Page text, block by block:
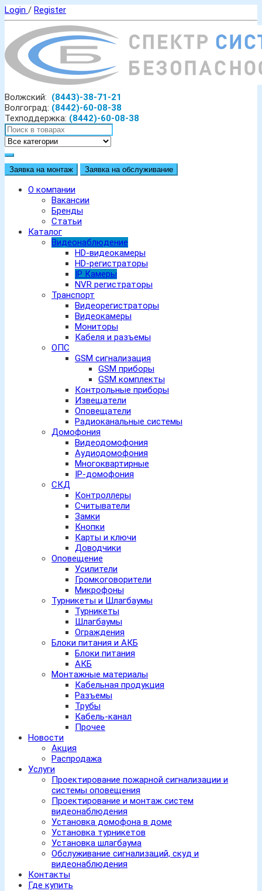
Login / Register
Волжский: (8443)-38-71-21
Волгоград: (8442)-60-08-38
Техподдержка: (8442)-60-08-38
Заявка на монтаж Заявка на обслуживание
О компании
Вакансии
Бренды
Статьи
Каталог
Видеонаблюдение
HD-видеокамеры
HD-регистраторы
IP Камеры
NVR регистраторы
Транспорт
Видеорегистраторы
Видеокамеры
Мониторы
Кабеля и разъемы
ОПС
GSM сигнализация
GSM приборы
GSM комплекты
Контрольные приборы
Извещатели
Оповещатели
Радиоканальные системы
Домофония
Видеодомофония
Аудиодомофония
Многоквартирные
IP-домофония
СКД
Контроллеры
Считыватели
Замки
Кнопки
Карты и ключи
Доводчики
Оповещение
Усилители
Громкоговорители
Микрофоны
Турникеты и Шлагбаумы
Турникеты
Шлагбаумы
Ограждения
Блоки питания и АКБ
Блоки питания
АКБ
Монтажные материалы
Кабельная продукция
Разъемы
Трубы
Кабель-канал
Прочее
Новости
Акция
Распродажа
Услуги
Проектирование пожарной сигнализации и
системы оповещения
Проектирование и монтаж систем
видеонаблюдения
Установка домофона в доме
Установка турникетов
Установка шлагбаума
Обслуживание сигнализаций, скуд и
видеонаблюдения
Контакты
Где купить